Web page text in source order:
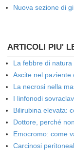
Nuova sezione di
ARTICOLI PIU'
La febbre di natura
Ascite nel paziente
La necrosi nella
I linfonodi
Bilirubina elevata:
Dottore, perché
Emocromo: come
Carcinosi